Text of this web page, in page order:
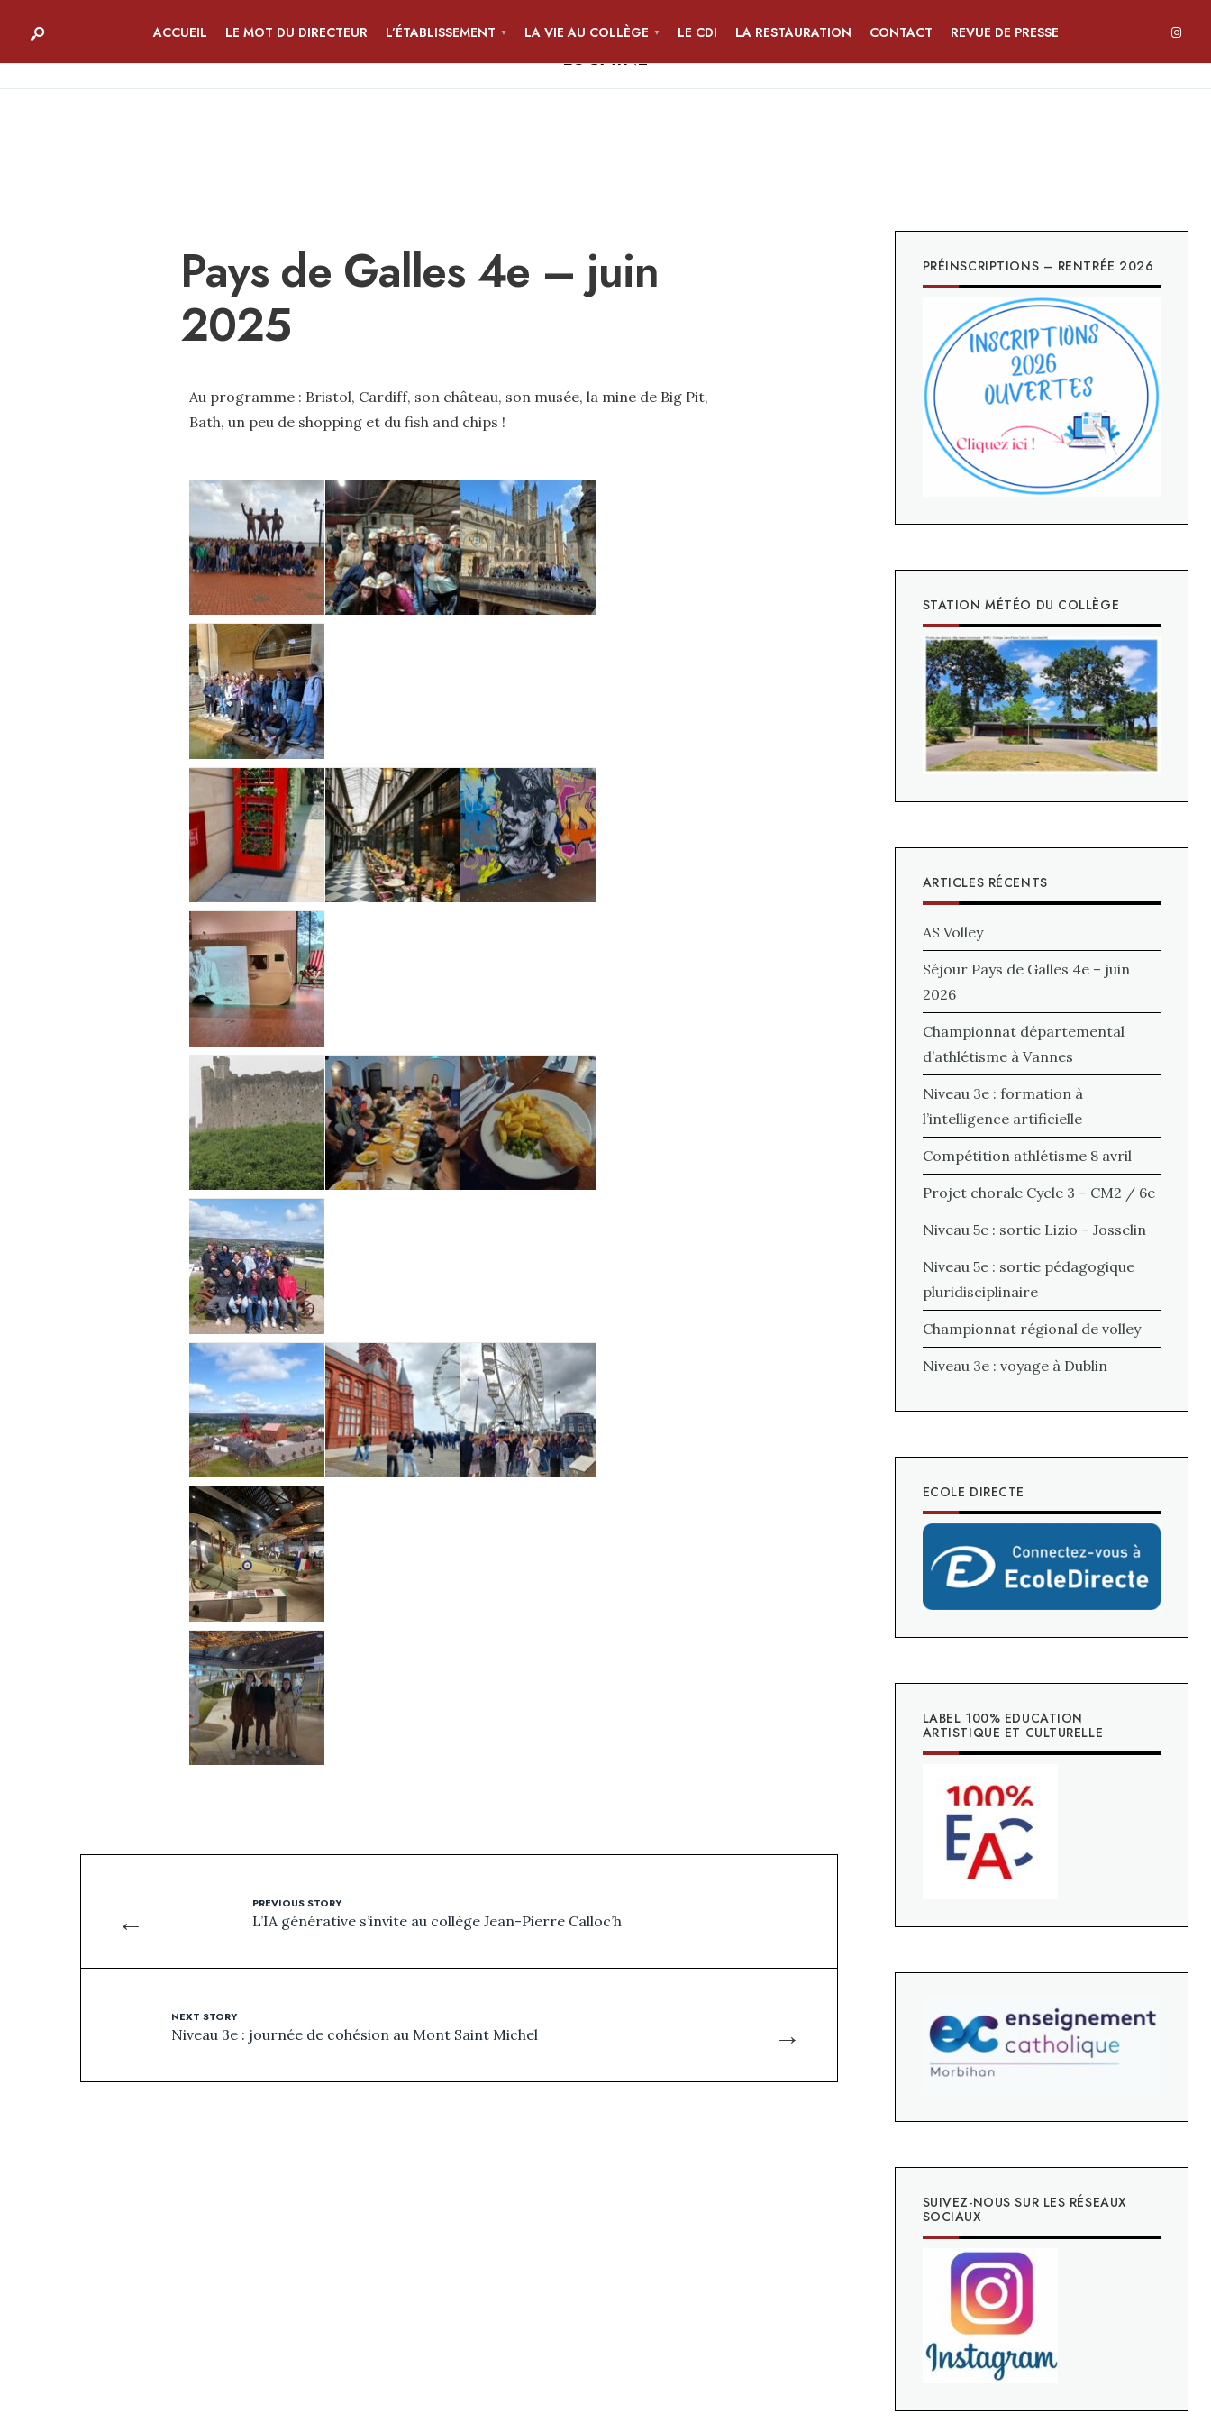
COLLÈGE JEAN-PIERRE CALLOC'H
LOCMINÉ
ACCUEIL LE MOT DU DIRECTEUR L’ÉTABLISSEMENT LA VIE AU COLLÈGE LE CDI LA RESTAURATION CONTACT REVUE DE PRESSE
Pays de Galles 4e – juin
2025
Au programme : Bristol, Cardiff, son château, son musée, la mine de Big Pit,
Bath, un peu de shopping et du fish and chips !
←
PREVIOUS STORY
L’IA générative s’invite au collège Jean-Pierre Calloc’h
→
NEXT STORY
Niveau 3e : journée de cohésion au Mont Saint Michel
PRÉINSCRIPTIONS – RENTRÉE 2026
STATION MÉTÉO DU COLLÈGE
ARTICLES RÉCENTS
AS Volley
Séjour Pays de Galles 4e – juin
2026
Championnat départemental
d’athlétisme à Vannes
Niveau 3e : formation à
l’intelligence artificielle
Compétition athlétisme 8 avril
Projet chorale Cycle 3 – CM2 / 6e
Niveau 5e : sortie Lizio – Josselin
Niveau 5e : sortie pédagogique
pluridisciplinaire
Championnat régional de volley
Niveau 3e : voyage à Dublin
ECOLE DIRECTE
LABEL 100% EDUCATION
ARTISTIQUE ET CULTURELLE
SUIVEZ-NOUS SUR LES RÉSEAUX
SOCIAUX